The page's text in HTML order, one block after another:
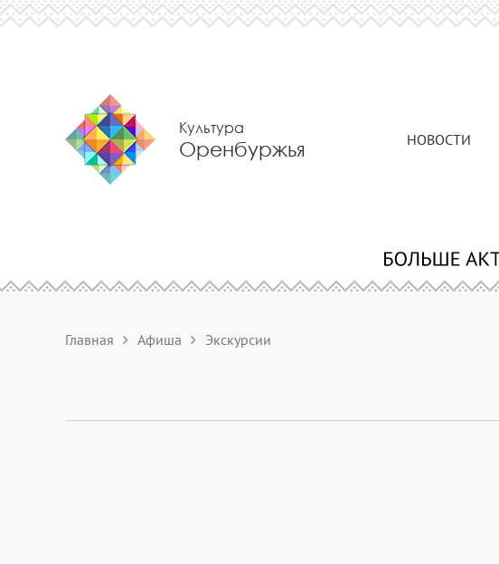
Культура
Оренбуржья НОВОСТИ
Главная Афиша Экскурсии